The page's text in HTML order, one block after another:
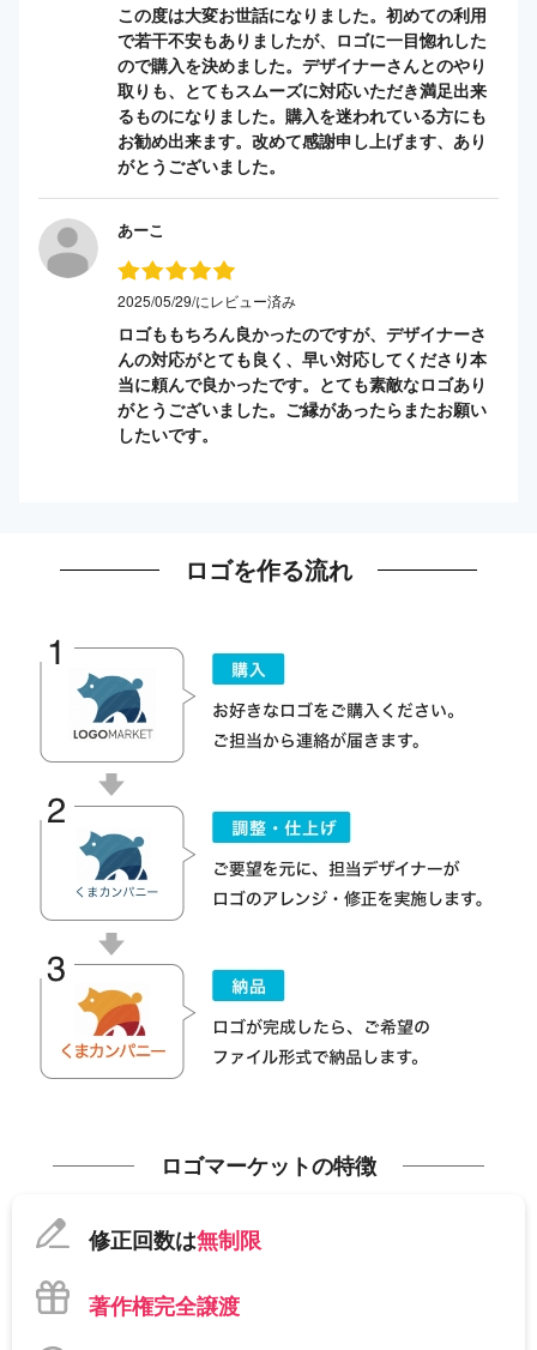
この度は大変お世話になりました。初めての利用
で若干不安もありましたが、ロゴに一目惚れした
ので購入を決めました。デザイナーさんとのやり
取りも、とてもスムーズに対応いただき満足出来
るものになりました。購入を迷われている方にも
お勧め出来ます。改めて感謝申し上げます、あり
がとうございました。
あーこ
2025/05/29/にレビュー済み
ロゴももちろん良かったのですが、デザイナーさ
んの対応がとても良く、早い対応してくださり本
当に頼んで良かったです。とても素敵なロゴあり
がとうございました。ご縁があったらまたお願い
したいです。
ロゴを作る流れ
ロゴマーケットの特徴
修正回数は無制限
著作権完全譲渡